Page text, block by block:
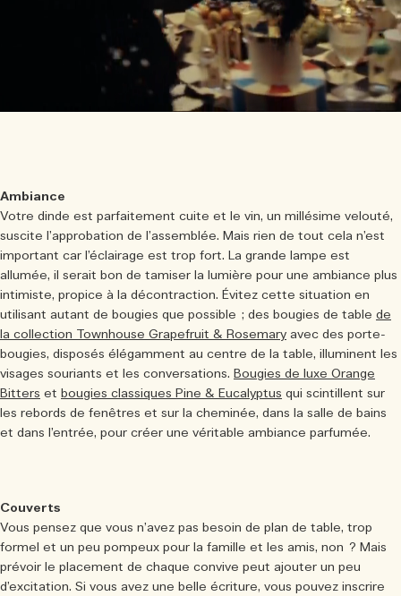
Ambiance
Votre dinde est parfaitement cuite et le vin, un millésime velouté,
suscite l’approbation de l’assemblée. Mais rien de tout cela n’est
important car l’éclairage est trop fort. La grande lampe est
allumée, il serait bon de tamiser la lumière pour une ambiance plus
intimiste, propice à la décontraction. Évitez cette situation en
utilisant autant de bougies que possible ; des bougies de table de
la collection Townhouse Grapefruit & Rosemary avec des porte-
bougies, disposés élégamment au centre de la table, illuminent les
visages souriants et les conversations. Bougies de luxe Orange
Bitters et bougies classiques Pine & Eucalyptus qui scintillent sur
les rebords de fenêtres et sur la cheminée, dans la salle de bains
et dans l’entrée, pour créer une véritable ambiance parfumée.
Couverts
Vous pensez que vous n’avez pas besoin de plan de table, trop
formel et un peu pompeux pour la famille et les amis, non ? Mais
prévoir le placement de chaque convive peut ajouter un peu
d’excitation. Si vous avez une belle écriture, vous pouvez inscrire